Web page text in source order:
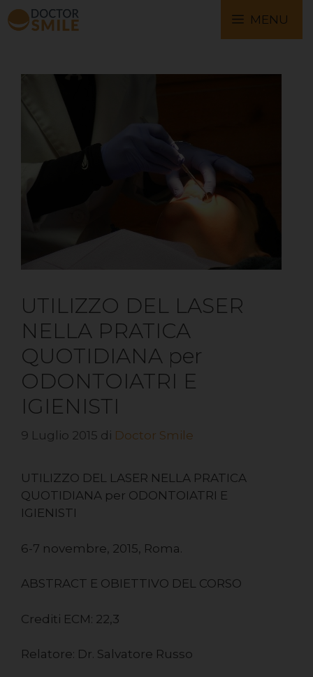
MENU
UTILIZZO DEL LASER
NELLA PRATICA
QUOTIDIANA per
ODONTOIATRI E
IGIENISTI
9 Luglio 2015 di Doctor Smile
UTILIZZO DEL LASER NELLA PRATICA
QUOTIDIANA per ODONTOIATRI E
IGIENISTI
6-7 novembre, 2015, Roma.
ABSTRACT E OBIETTIVO DEL CORSO
Crediti ECM: 22,3
Relatore: Dr. Salvatore Russo